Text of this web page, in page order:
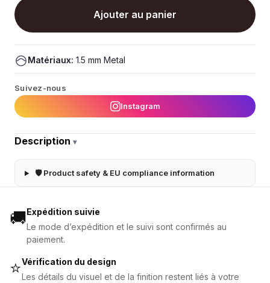
Ajouter au panier
Matériaux: 1.5 mm Metal
Suivez-nous
Instagram
Description ▾
🛡 Product safety & EU compliance information
🚚Expédition suivie
Le mode d’expédition et le suivi sont confirmés au
paiement.
⭐Vérification du design
Les détails du visuel et de la finition restent liés à votre